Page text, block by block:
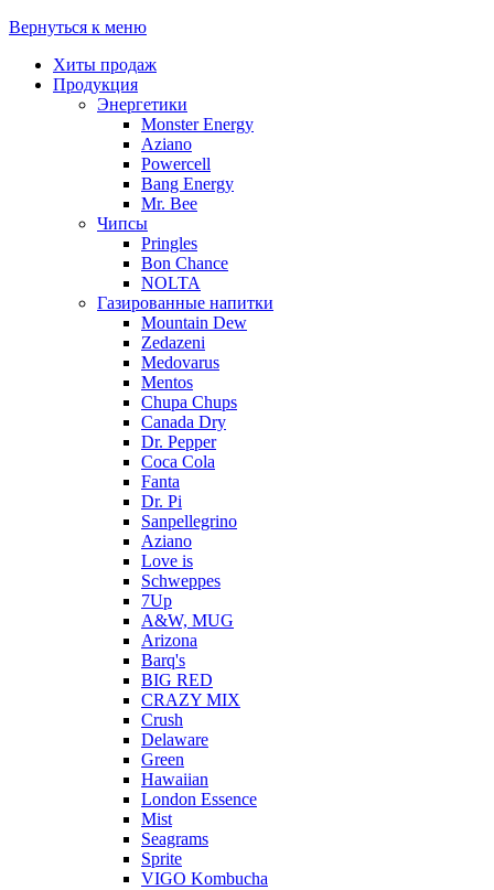
Вернуться к меню
Хиты продаж
Продукция
Энергетики
Monster Energy
Aziano
Powercell
Bang Energy
Mr. Bee
Чипсы
Pringles
Bon Chance
NOLTA
Газированные напитки
Mountain Dew
Zedazeni
Medovarus
Mentos
Chupa Chups
Canada Dry
Dr. Pepper
Coca Cola
Fanta
Dr. Pi
Sanpellegrino
Aziano
Love is
Schweppes
7Up
A&W, MUG
Arizona
Barq's
BIG RED
CRAZY MIX
Crush
Delaware
Green
Hawaiian
London Essence
Mist
Seagrams
Sprite
VIGO Kombucha